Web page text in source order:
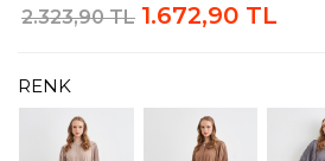
2.323,90 TL 1.672,90 TL
RENK